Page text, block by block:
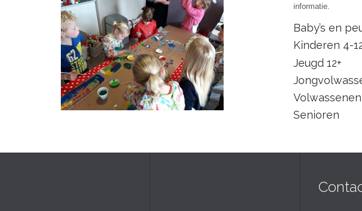
informatie.
Baby’s en
Kinderen 4-
Jeugd 12+
Volwassenen
Senioren